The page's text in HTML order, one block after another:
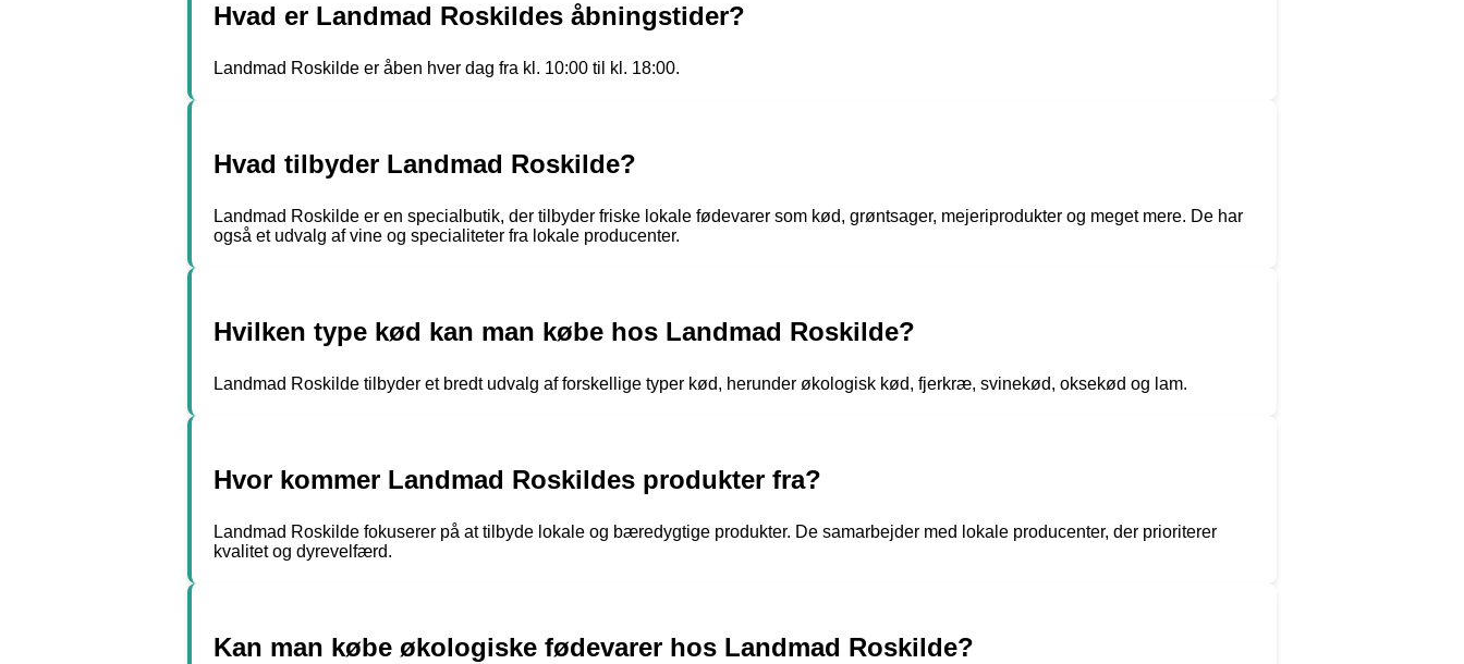
Hvad er Landmad Roskildes åbningstider?
Landmad Roskilde er åben hver dag fra kl. 10:00 til kl. 18:00.
Hvad tilbyder Landmad Roskilde?
Landmad Roskilde er en specialbutik, der tilbyder friske lokale fødevarer som kød, grøntsager, mejeriprodukter og meget mere. De har
også et udvalg af vine og specialiteter fra lokale producenter.
Hvilken type kød kan man købe hos Landmad Roskilde?
Landmad Roskilde tilbyder et bredt udvalg af forskellige typer kød, herunder økologisk kød, fjerkræ, svinekød, oksekød og lam.
Hvor kommer Landmad Roskildes produkter fra?
Landmad Roskilde fokuserer på at tilbyde lokale og bæredygtige produkter. De samarbejder med lokale producenter, der prioriterer
kvalitet og dyrevelfærd.
Kan man købe økologiske fødevarer hos Landmad Roskilde?